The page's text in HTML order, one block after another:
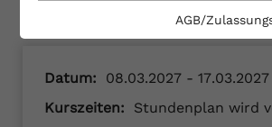
Datum:
08.03.2027 - 17.03.2027
Kurszeiten:
Stundenplan wird
AGB/